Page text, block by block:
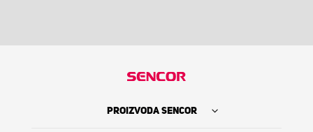
PROIZVODA SENCOR